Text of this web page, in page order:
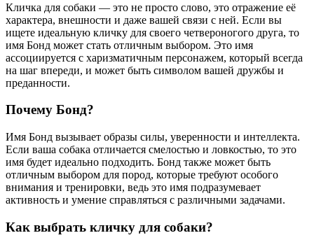
Кличка для собаки — это не просто слово, это отражение её
характера, внешности и даже вашей связи с ней. Если вы
ищете идеальную кличку для своего четвероногого друга, то
имя Бонд может стать отличным выбором. Это имя
ассоциируется с харизматичным персонажем, который всегда
на шаг впереди, и может быть символом вашей дружбы и
преданности.
Почему Бонд?
Имя Бонд вызывает образы силы, уверенности и интеллекта.
Если ваша собака отличается смелостью и ловкостью, то это
имя будет идеально подходить. Бонд также может быть
отличным выбором для пород, которые требуют особого
внимания и тренировки, ведь это имя подразумевает
активность и умение справляться с различными задачами.
Как выбрать кличку для собаки?